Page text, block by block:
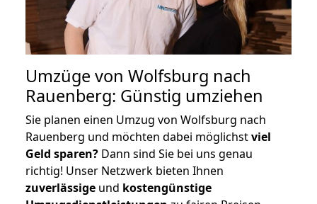
Umzüge von Wolfsburg nach
Rauenberg: Günstig umziehen
Sie planen einen Umzug von Wolfsburg nach
Rauenberg und möchten dabei möglichstviel
Geld sparen? Dann sind Sie bei uns genau
richtig! Unser Netzwerk bieten Ihnen
zuverlässige und kostengünstige